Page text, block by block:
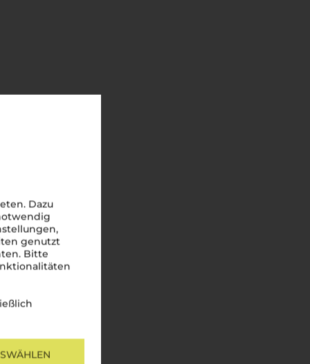
Dazu
genutzt
Bitte